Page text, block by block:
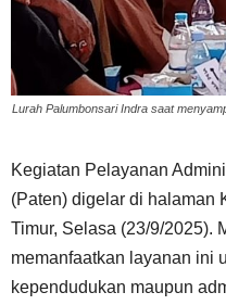
Lurah Palumbonsari Indra saat
Kegiatan Pelayanan
(Paten) digelar di halaman
Timur, Selasa (23/9/2025).
memanfaatkan layanan ini
kependudukan maupun